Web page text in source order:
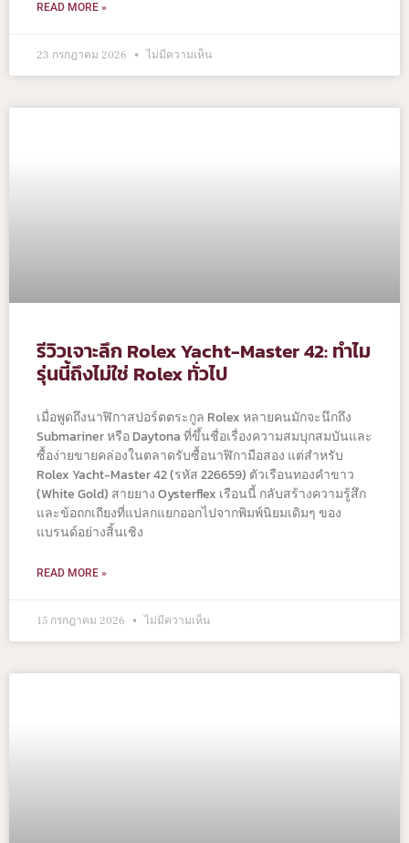
READ MORE »
23 กรกฎาคม 2026 ไม่มีความเห็น
รีวิวเจาะลึก Rolex Yacht-Master 42: ทำไม
รุ่นนี้ถึงไม่ใช่ Rolex ทั่วไป
เมื่อพูดถึงนาฬิกาสปอร์ตตระกูล Rolex หลายคนมักจะนึกถึง
Submariner หรือ Daytona ที่ขึ้นชื่อเรื่องความสมบุกสมบันและ
ซื้อง่ายขายคล่องในตลาดรับซื้อนาฬิกามือสอง แต่สำหรับ
Rolex Yacht-Master 42 (รหัส 226659) ตัวเรือนทองคำขาว
(White Gold) สายยาง Oysterflex เรือนนี้ กลับสร้างความรู้สึก
และข้อถกเถียงที่แปลกแยกออกไปจากพิมพ์นิยมเดิมๆ ของ
แบรนด์อย่างสิ้นเชิง
READ MORE »
15 กรกฎาคม 2026 ไม่มีความเห็น